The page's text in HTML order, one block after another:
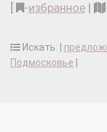
-избранное |
Искать: |
Подмосковье